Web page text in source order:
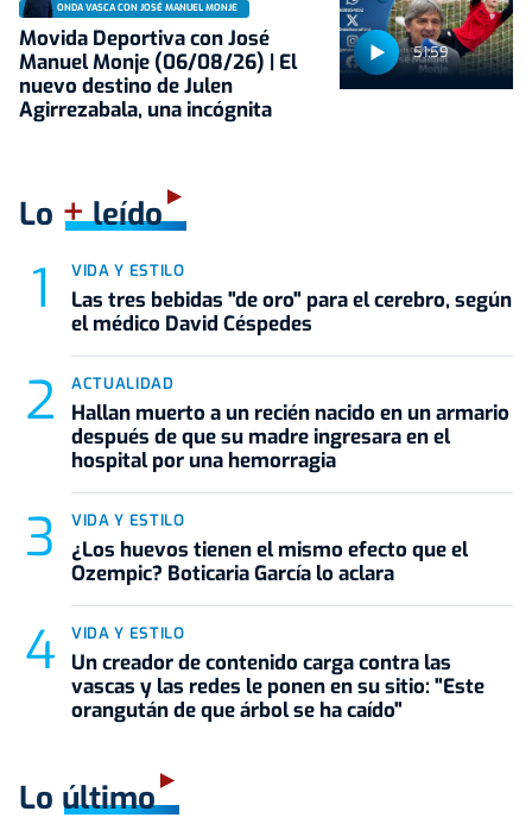
51:59
ONDA VASCA CON JOSÉ MANUEL MONJE
Movida Deportiva con José
Manuel Monje (06/08/26) | El
nuevo destino de Julen
Agirrezabala, una incógnita
Lo +leído
VIDA Y ESTILO
Las tres bebidas "de oro" para el cerebro, según
el médico David Céspedes
ACTUALIDAD
Hallan muerto a un recién nacido en un armario
después de que su madre ingresara en el
hospital por una hemorragia
VIDA Y ESTILO
¿Los huevos tienen el mismo efecto que el
Ozempic? Boticaria García lo aclara
VIDA Y ESTILO
Un creador de contenido carga contra las
vascas y las redes le ponen en su sitio: "Este
orangután de que árbol se ha caído"
Lo último